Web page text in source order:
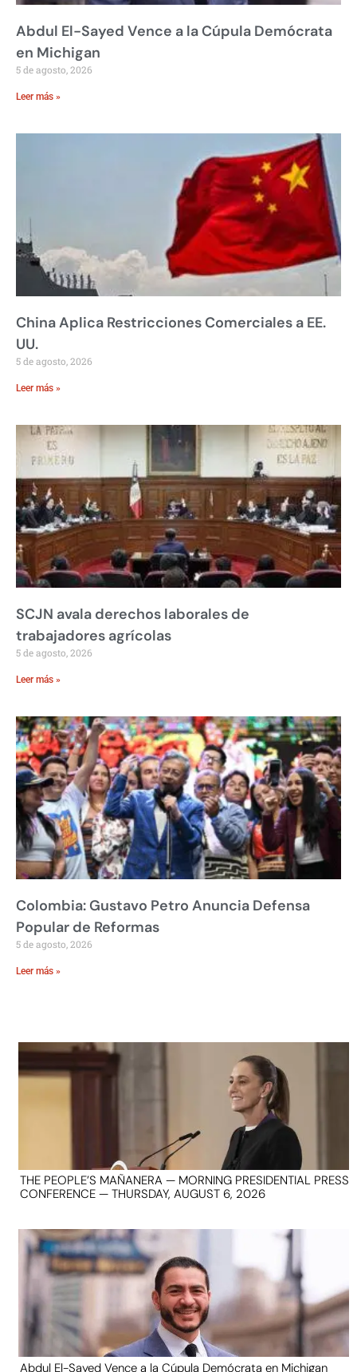
Abdul El-Sayed Vence a la Cúpula Demócrata
en Michigan
5 de agosto, 2026
Leer más »
China Aplica Restricciones Comerciales a EE.
UU.
5 de agosto, 2026
Leer más »
SCJN avala derechos laborales de
trabajadores agrícolas
5 de agosto, 2026
Leer más »
Colombia: Gustavo Petro Anuncia Defensa
Popular de Reformas
5 de agosto, 2026
Leer más »
THE PEOPLE’S MAÑANERA — MORNING PRESIDENTIAL PRESS
CONFERENCE — THURSDAY, AUGUST 6, 2026
Abdul El-Sayed Vence a la Cúpula Demócrata en Michigan